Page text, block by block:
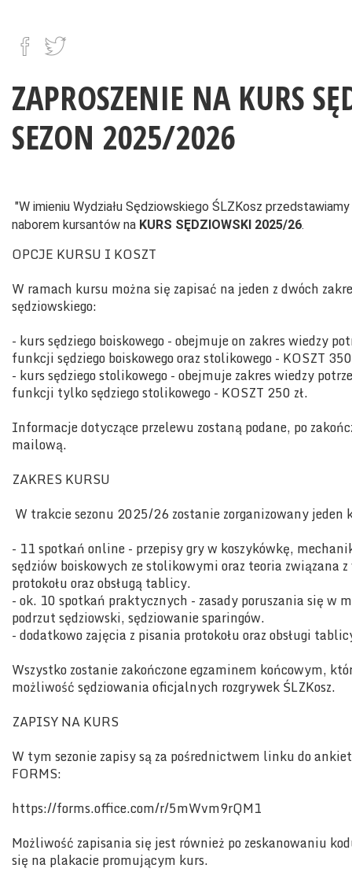
ZAPROSZENIE NA KURS
SEZON 2025/2026
"W imieniu Wydziału Sędziowskiego ŚLZKosz
naborem kursantów na KURS SĘDZIOWSKI 2025/26.
OPCJE KURSU I KOSZT
W ramach kursu można się zapisać na jeden z dwóch
sędziowskiego:
- kurs sędziego boiskowego - obejmuje on zakres wiedzy
funkcji sędziego boiskowego oraz stolikowego - KOSZT
- kurs sędziego stolikowego - obejmuje zakres wiedzy
funkcji tylko sędziego stolikowego - KOSZT 250 zł.
Informacje dotyczące przelewu zostaną podane, po
mailową.
ZAKRES KURSU
W trakcie sezonu 2025/26 zostanie zorganizowany jeden
- 11 spotkań online - przepisy gry w koszykówkę,
sędziów boiskowych ze stolikowymi oraz teoria związana
protokołu oraz obsługą tablicy.
- ok. 10 spotkań praktycznych - zasady poruszania się w
podrzut sędziowski, sędziowanie sparingów.
- dodatkowo zajęcia z pisania protokołu oraz obsługi
Wszystko zostanie zakończone egzaminem końcowym,
możliwość sędziowania oficjalnych rozgrywek ŚLZKosz.
ZAPISY NA KURS
W tym sezonie zapisy są za pośrednictwem linku do
FORMS:
https://forms.office.com/r/5mWvm9rQM1
Możliwość zapisania się jest również po zeskanowaniu
się na plakacie promującym kurs.